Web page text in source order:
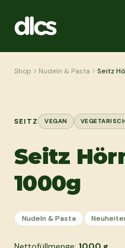
Shop Nudeln & Pasta Seitz
SEITZ VEGAN VEGETARISCH
Seitz
1000g
Nudeln & Pasta